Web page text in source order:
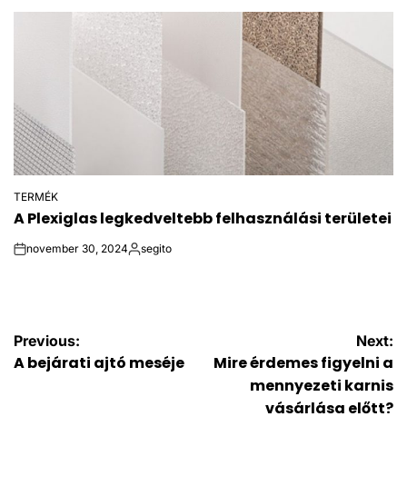
POSTED
IN
TERMÉK
A Plexiglas legkedveltebb felhasználási területei
onnovember 30, 2024Posted
segito
Bejegyzés
Previous:
A bejárati ajtó meséje
Next:
Mire érdemes figyelni a
mennyezeti karnis
vásárlása előtt?